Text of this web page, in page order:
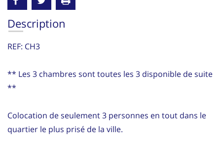
Description
REF: CH3
** Les 3 chambres sont toutes les 3 disponible de suite
**
Colocation de seulement 3 personnes en tout dans le
quartier le plus prisé de la ville.